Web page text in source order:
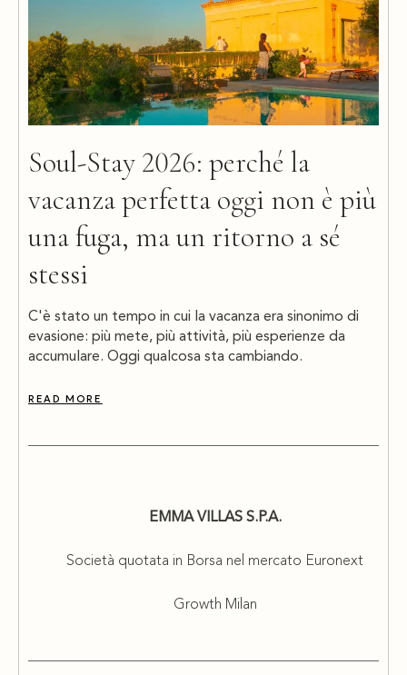
Soul-Stay 2026: perché la
vacanza perfetta oggi non è più
una fuga, ma un ritorno a sé
stessi
C'è stato un tempo in cui la vacanza era sinonimo di
evasione: più mete, più attività, più esperienze da
accumulare. Oggi qualcosa sta cambiando.
READ MORE
EMMA VILLAS S.P.A.
Società quotata in Borsa nel mercato Euronext
Growth Milan